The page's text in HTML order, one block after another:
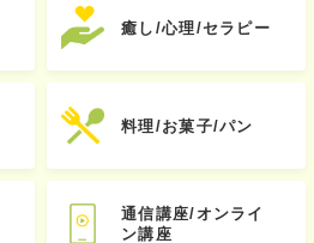
癒し/心理/セラピー
料理/お菓子/パン
通信講座/オンライ
ン講座